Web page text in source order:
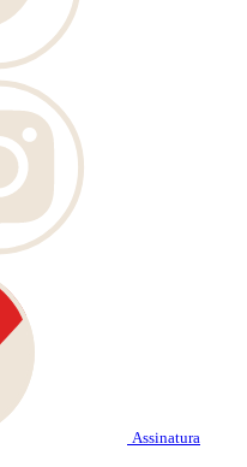
Assinatura